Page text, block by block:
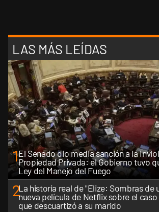
LAS MÁS LEÍDAS
1El Senado dio media sanción a la
Propiedad Privada: el Gobierno tuvo
Ley del Manejo del Fuego
2La historia real de "Elize: Sombras de
nueva película de Netflix sobre el
que descuartizó a su marido